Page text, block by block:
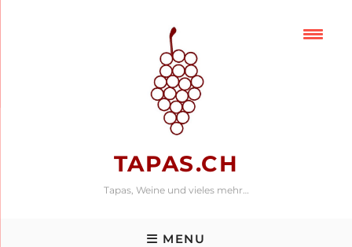
TAPAS.CH
Tapas, Weine und vieles mehr…
MENU